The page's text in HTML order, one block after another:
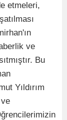
etmeleri,
ve
Bu
Yıldırım